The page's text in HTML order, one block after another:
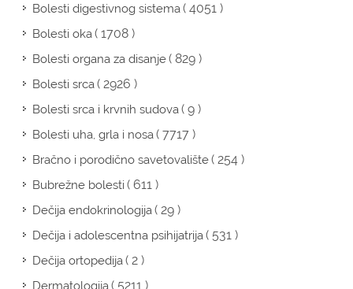
Bolesti digestivnog sistema( 4051 )
Bolesti oka( 1708 )
Bolesti organa za disanje( 829 )
Bolesti srca( 2926 )
Bolesti srca i krvnih sudova( 9 )
Bolesti uha, grla i nosa( 7717 )
Bračno i porodično savetovalište( 254 )
Bubrežne bolesti( 611 )
Dečija endokrinologija( 29 )
Dečija i adolescentna psihijatrija( 531 )
Dečija ortopedija( 2 )
Dermatologija ( 5211 )